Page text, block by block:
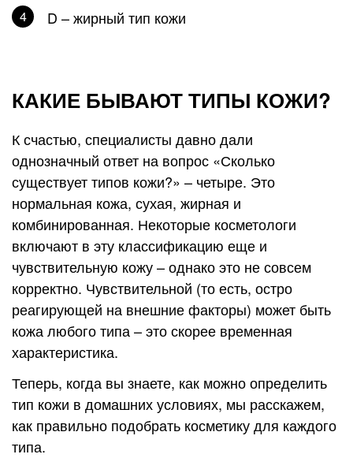
D – жирный тип кожи
КАКИЕ БЫВАЮТ ТИПЫ КОЖИ?
К счастью, специалисты давно дали
однозначный ответ на вопрос «Сколько
существует типов кожи?» – четыре. Это
нормальная кожа, сухая, жирная и
комбинированная. Некоторые косметологи
включают в эту классификацию еще и
чувствительную кожу – однако это не совсем
корректно. Чувствительной (то есть, остро
реагирующей на внешние факторы) может быть
кожа любого типа – это скорее временная
характеристика.
Теперь, когда вы знаете, как можно определить
тип кожи в домашних условиях, мы расскажем,
как правильно подобрать косметику для каждого
типа.